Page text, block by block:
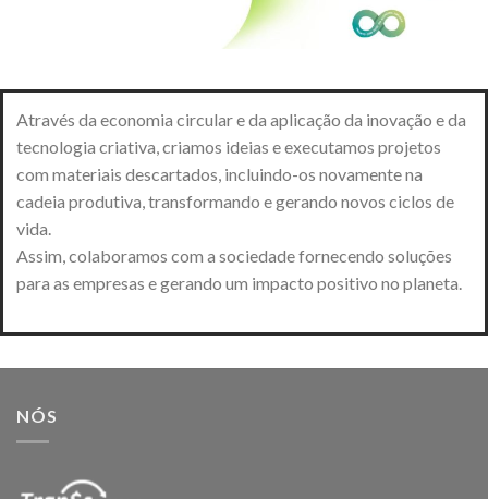
Através da economia circular e da aplicação da inovação e da
tecnologia criativa, criamos ideias e executamos projetos
com materiais descartados, incluindo-os novamente na
cadeia produtiva, transformando e gerando novos ciclos de
vida.
Assim, colaboramos com a sociedade fornecendo soluções
para as empresas e gerando um impacto positivo no planeta.
NÓS